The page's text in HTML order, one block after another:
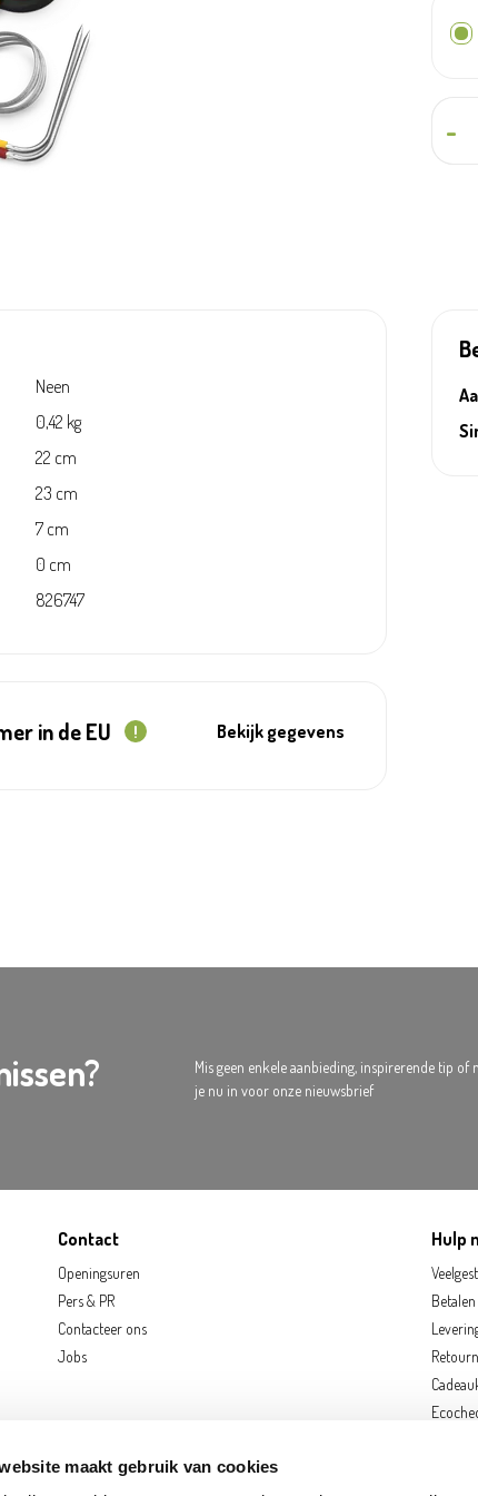
maakt gebruik van cookies
-
Neen
0,42 kg
22 cm
23 cm
7 cm
0 cm
826747
in de EU ! Bekijk gegevens
Mis geen enkele aanbieding, inspirerende tip
je nu in voor onze nieuwsbrief
Contact
Openingsuren
Pers & PR
Contacteer ons
Jobs
Hulp
Betalen